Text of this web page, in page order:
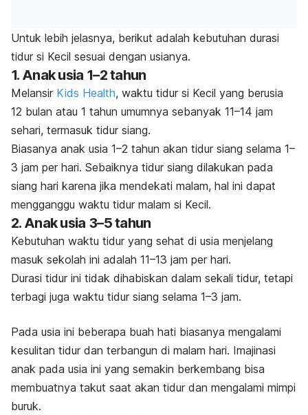
Untuk lebih jelasnya, berikut adalah kebutuhan durasi
tidur si Kecil sesuai dengan usianya.
1. Anak usia 1–2 tahun
Melansir Kids Health, waktu tidur si Kecil yang berusia
12 bulan atau 1 tahun umumnya sebanyak 11–14 jam
sehari, termasuk tidur siang.
Biasanya anak usia 1–2 tahun akan tidur siang selama 1–
3 jam per hari. Sebaiknya tidur siang dilakukan pada
siang hari karena jika mendekati malam, hal ini dapat
mengganggu waktu tidur malam si Kecil.
2. Anak usia 3–5 tahun
Kebutuhan waktu tidur yang sehat di usia menjelang
masuk sekolah ini adalah 11–13 jam per hari.
Durasi tidur ini tidak dihabiskan dalam sekali tidur, tetapi
terbagi juga waktu tidur siang selama 1–3 jam.
Pada usia ini beberapa buah hati biasanya mengalami
kesulitan tidur dan terbangun di malam hari. Imajinasi
anak pada usia ini yang semakin berkembang bisa
membuatnya takut saat akan tidur dan mengalami mimpi
buruk.